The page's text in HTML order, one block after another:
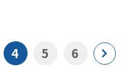
4 5 6